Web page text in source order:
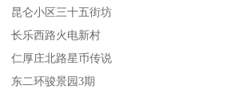
昆仑小区三十五街坊
长乐西路火电新村
仁厚庄北路星币传说
东二环骏景园3期